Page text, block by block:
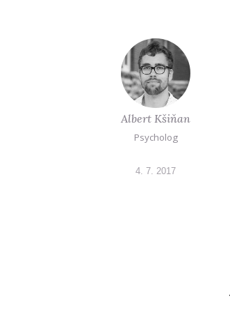
Albert Kšiňan
Psycholog
4. 7. 2017